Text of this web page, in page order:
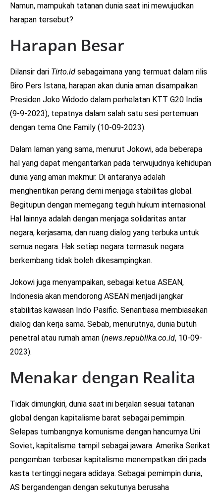
Namun, mampukah tatanan dunia saat ini mewujudkan
harapan tersebut?
Harapan Besar
Dilansir dari Tirto.id sebagaimana yang termuat dalam rilis
Biro Pers Istana, harapan akan dunia aman disampaikan
Presiden Joko Widodo dalam perhelatan KTT G20 India
(9-9-2023), tepatnya dalam salah satu sesi pertemuan
dengan tema One Family (10-09-2023).
Dalam laman yang sama, menurut Jokowi, ada beberapa
hal yang dapat mengantarkan pada terwujudnya kehidupan
dunia yang aman makmur. Di antaranya adalah
menghentikan perang demi menjaga stabilitas global.
Begitupun dengan memegang teguh hukum internasional.
Hal lainnya adalah dengan menjaga solidaritas antar
negara, kerjasama, dan ruang dialog yang terbuka untuk
semua negara. Hak setiap negara termasuk negara
berkembang tidak boleh dikesampingkan.
Jokowi juga menyampaikan, sebagai ketua ASEAN,
Indonesia akan mendorong ASEAN menjadi jangkar
stabilitas kawasan Indo Pasific. Senantiasa membiasakan
dialog dan kerja sama. Sebab, menurutnya, dunia butuh
penetral atau rumah aman (news.republika.co.id, 10-09-
2023).
Menakar dengan Realita
Tidak dimungkiri, dunia saat ini berjalan sesuai tatanan
global dengan kapitalisme barat sebagai pemimpin.
Selepas tumbangnya komunisme dengan hancurnya Uni
Soviet, kapitalisme tampil sebagai jawara. Amerika Serikat
pengemban terbesar kapitalisme menempatkan diri pada
kasta tertinggi negara adidaya. Sebagai pemimpin dunia,
AS bergandengan dengan sekutunya berusaha